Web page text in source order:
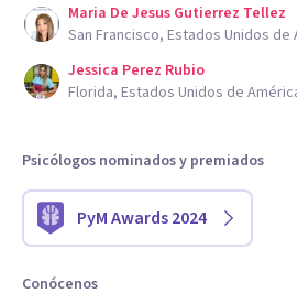
Maria De Jesus Gutierrez Tellez
San Francisco, Estados Unidos de
Jessica Perez Rubio
Florida, Estados Unidos de
Psicólogos nominados y premiados
PyM Awards 2024
Conócenos